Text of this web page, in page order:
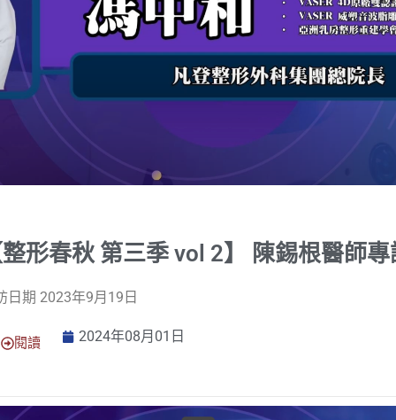
形春秋 第三季 vol 2】 陳錫根醫師專
日期 2023年9月19日
閱讀 2024年08月01日